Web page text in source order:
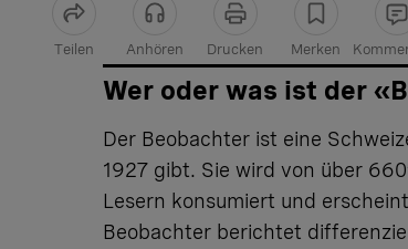
Teilen Anhören Drucken Merken
Artikel teilen
Wer oder was ist der
Der Beobachter ist eine
1927 gibt. Sie wird von über
Lesern konsumiert und
Beobachter berichtet